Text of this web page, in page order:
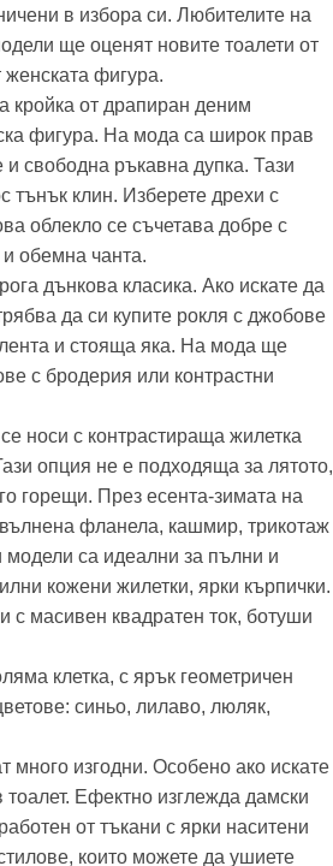
в избора си. Любителите на
ще оценят новите тоалети от
женската фигура.
кройка от драпиран деним
фигура. На мода са широк прав
свободна ръкавна дупка. Тази
тънък клин. Изберете дрехи с
облекло се съчетава добре с
обемна чанта.
дънкова класика. Ако искате да
да си купите рокля с джобове
и стояща яка. На мода ще
с бродерия или контрастни
носи с контрастираща жилетка
опция не е подходяща за лятото,
горещи. През есента-зимата на
фланела, кашмир, трикотаж
са идеални за пълни и
кожени жилетки, ярки кърпички.
с масивен квадратен ток, ботуши
клетка, с ярък геометричен
синьо, лилаво, люляк,
много изгодни. Особено ако искате
Ефектно изглежда дамски
от тъкани с ярки наситени
които можете да ушиете